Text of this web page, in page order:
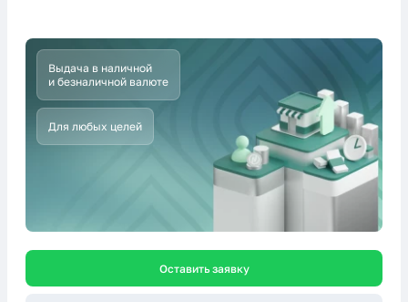
Выдача в наличной
и безналичной валюте
Для любых целей
Оставить заявку